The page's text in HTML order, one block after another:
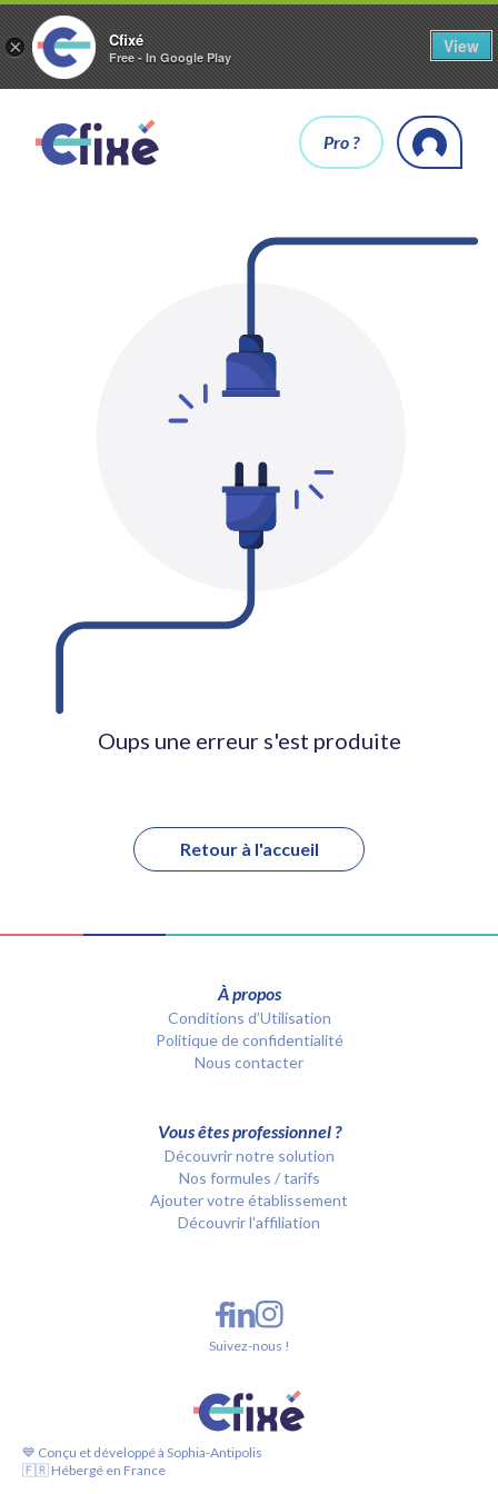
× Cfixé
Free - In Google Play
View
Pro ?
Oups une erreur s'est produite
Retour à l'accueil
À propos
Conditions d’Utilisation
Politique de confidentialité
Nous contacter
Vous êtes professionnel ?
Découvrir notre solution
Nos formules / tarifs
Ajouter votre établissement
Découvrir l'affiliation
💙 Conçu et développé à Sophia-Antipolis
🇫🇷 Hébergé en France
Suivez-nous !